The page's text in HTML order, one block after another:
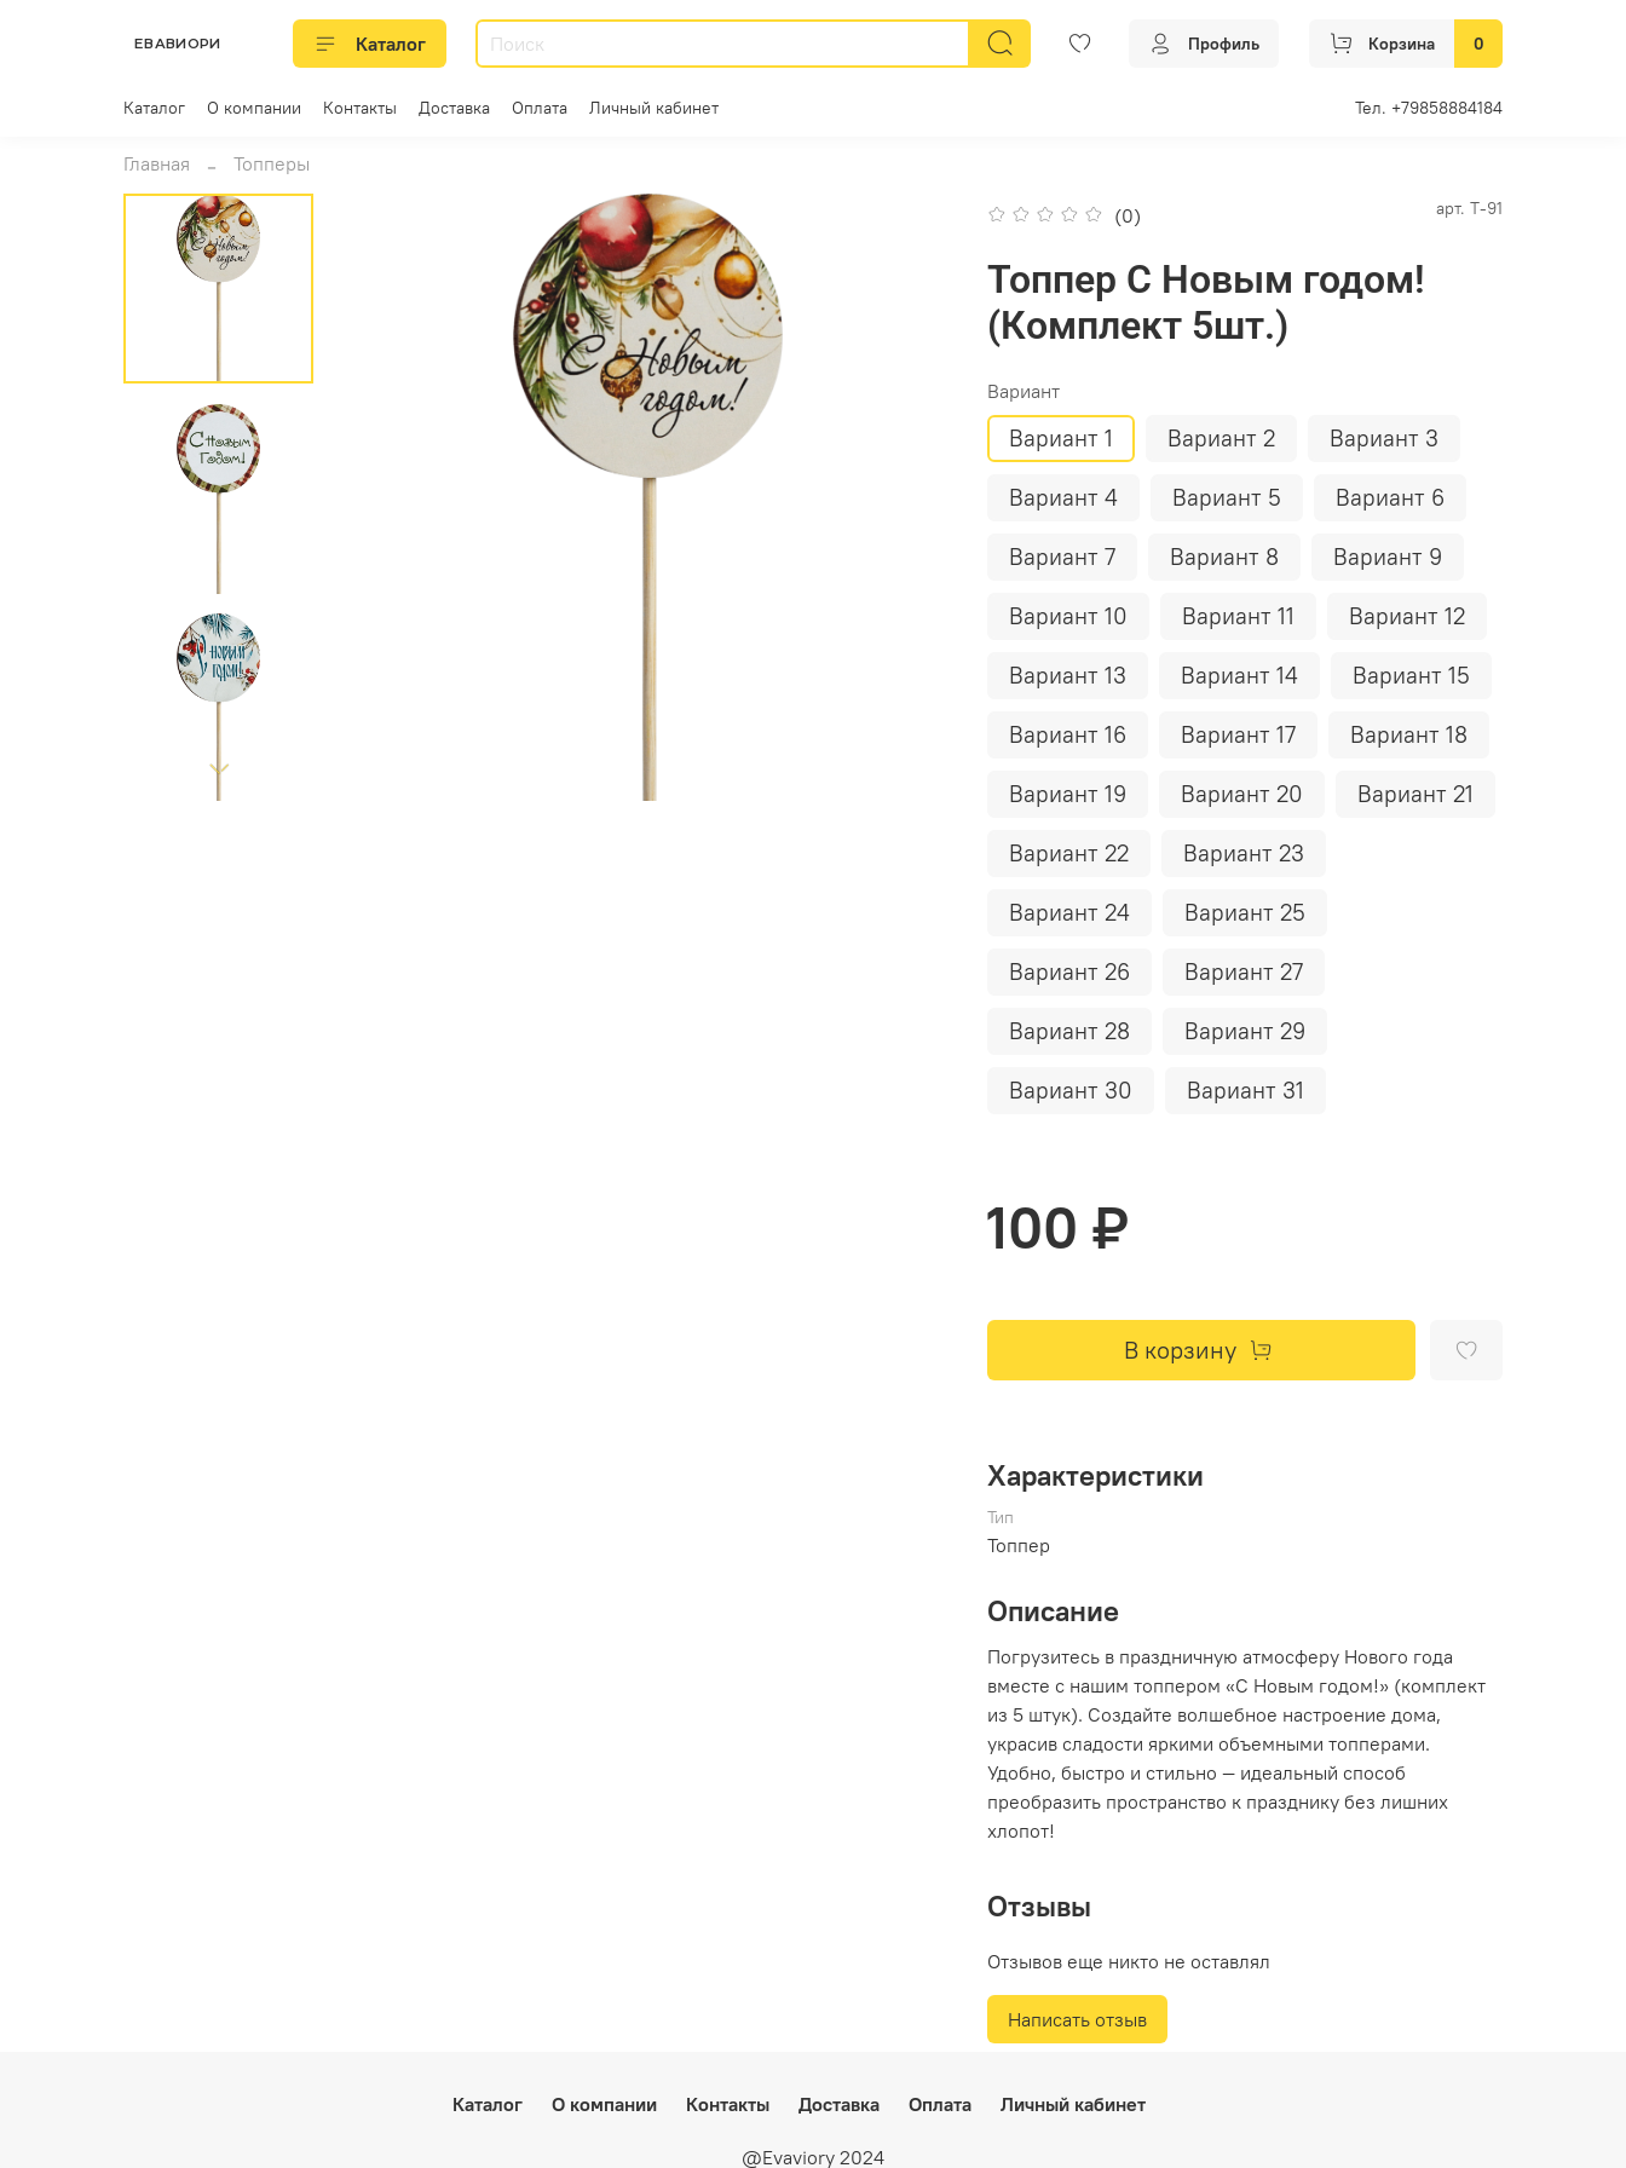
ЕВАВИОРИ Каталог Профиль Корзина 0
Каталог О компании Контакты Доставка Оплата Личный кабинет Тел. +79858884184
Главная Топперы
(0) арт. Т-91
Топпер С Новым годом!
(Комплект 5шт.)
Вариант
Вариант 1 Вариант 2 Вариант 3
Вариант 4 Вариант 5 Вариант 6
Вариант 7 Вариант 8 Вариант 9
Вариант 10 Вариант 11 Вариант 12
Вариант 13 Вариант 14 Вариант 15
Вариант 16 Вариант 17 Вариант 18
Вариант 19 Вариант 20 Вариант 21
Вариант 22 Вариант 23
Вариант 24 Вариант 25
Вариант 26 Вариант 27
Вариант 28 Вариант 29
Вариант 30 Вариант 31
100 ₽
В корзину
Характеристики
Тип
Топпер
Описание
Погрузитесь в праздничную атмосферу Нового года
вместе с нашим топпером «С Новым годом!» (комплект
из 5 штук). Создайте волшебное настроение дома,
украсив сладости яркими объемными топперами.
Удобно, быстро и стильно — идеальный способ
преобразить пространство к празднику без лишних
хлопот!
Отзывы
Отзывов еще никто не оставлял
Написать отзыв
Каталог О компании Контакты Доставка Оплата Личный кабинет
@Evaviory 2024